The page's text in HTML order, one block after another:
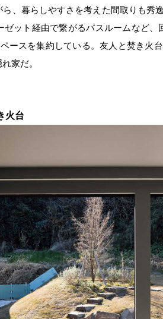
、暮らしやすさを考えた間取りも秀
ゼット経由で繋がるバスルームなど
ースを集約している。友人と焚き火
家だ。
火台